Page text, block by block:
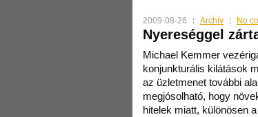
2009-08-26 Archív No
Nyereséggel
Michael Kemmer
konjunkturális kilátások
az üzletmenet további
megjósolható, hogy
hitelek miatt, különösen